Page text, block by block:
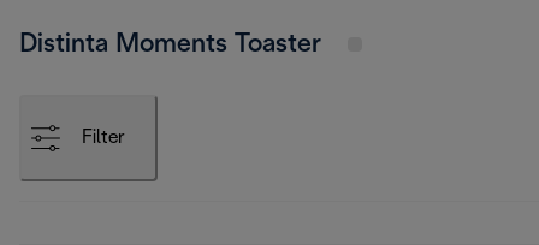
Distinta Moments Toaster
Filter